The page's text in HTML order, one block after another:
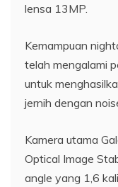
lensa 13MP.
Kemampuan
telah mengalami
untuk
jernih dengan
Kamera utama
Optical Image
angle yang 1,6